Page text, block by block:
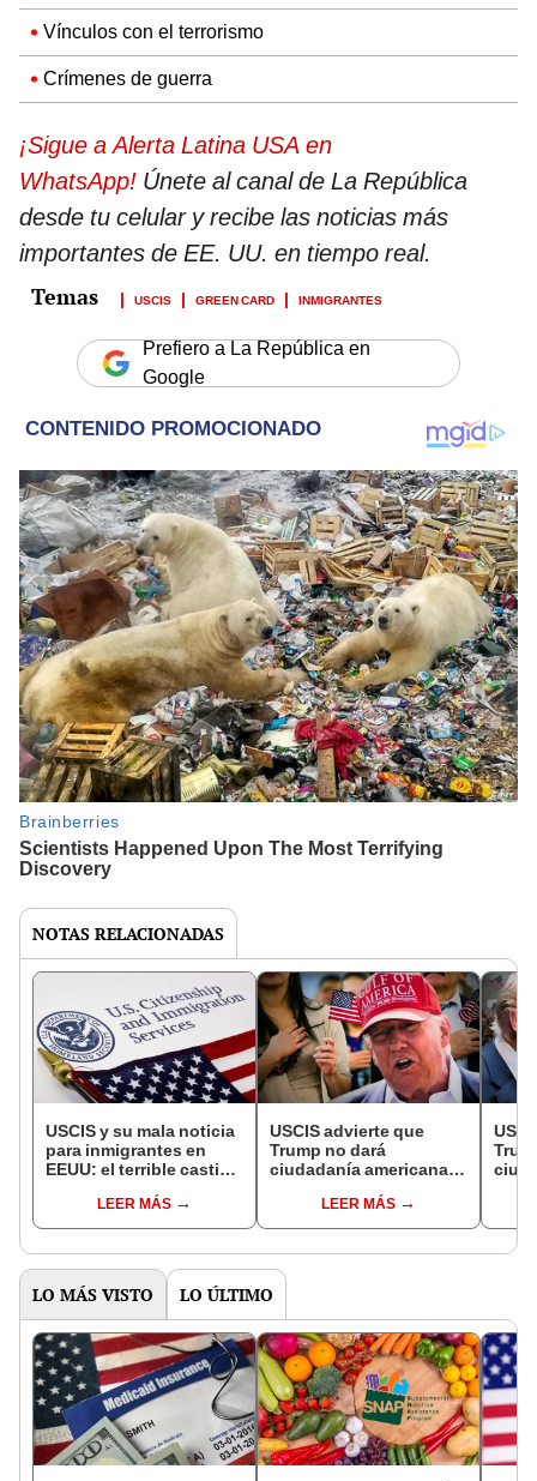
Vínculos con el terrorismo
Crímenes de guerra
¡Sigue a Alerta Latina USA en
WhatsApp! Únete al canal de La República
desde tu celular y recibe las noticias más
importantes de EE. UU. en tiempo real.
USCIS GREEN CARD INMIGRANTES
Prefiero a La República en
Google
NOTAS RELACIONADAS
USCIS y su mala noticia
para inmigrantes en
EEUU: el terrible castigo
extranjeros por cometer
este error
LEER MÁS
USCIS advierte que
Trump no dará
ciudadanía americana a
naturalización si
patrocinadores tienen
LEER MÁS
si
en
LO MÁS VISTO LO ÚLTIMO